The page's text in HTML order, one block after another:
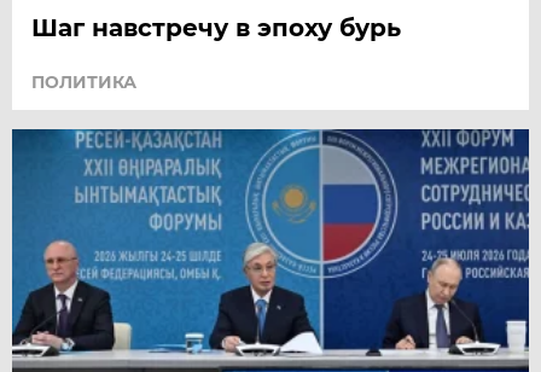
Шаг навстречу в эпоху бурь
ПОЛИТИКА